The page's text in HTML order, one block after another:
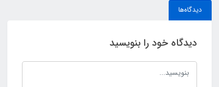
دیدگاه‌ها
دیدگاه خود را بنویسید